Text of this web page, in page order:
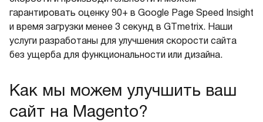
гарантировать оценку 90+ в Google Page Speed Insight
и время загрузки менее 3 секунд в GTmetrix. Наши
услуги разработаны для улучшения скорости сайта
без ущерба для функциональности или дизайна.
Как мы можем улучшить ваш
сайт на Magento?